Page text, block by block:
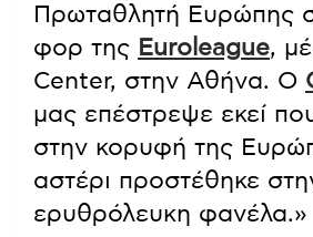
Πρωταθλητή Ευρώπης
φορ της Euroleague,
Center, στην Αθήνα. Ο
μας επέστρεψε εκεί
στην κορυφή της
αστέρι προστέθηκε
ερυθρόλευκη φανέλα.»